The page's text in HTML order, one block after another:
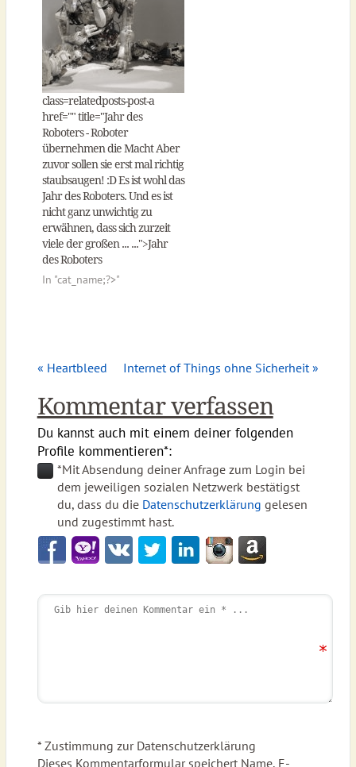
class=relatedposts-post-a
href="" title="Jahr des
Roboters - Roboter
übernehmen die Macht Aber
zuvor sollen sie erst mal richtig
staubsaugen! :D Es ist wohl das
Jahr des Roboters. Und es ist
nicht ganz unwichtig zu
erwähnen, dass sich zurzeit
viele der großen ... ...">Jahr
des Roboters
In "cat_name;?>"
« Heartbleed Internet of Things ohne Sicherheit »
Kommentar verfassen
Du kannst auch mit einem deiner folgenden
Profile kommentieren*:
*Mit Absendung deiner Anfrage zum Login bei
dem jeweiligen sozialen Netzwerk bestätigst
du, dass du die Datenschutzerklärung gelesen
und zugestimmt hast.
* Zustimmung zur Datenschutzerklärung
Dieses Kommentarformular speichert Name, E-